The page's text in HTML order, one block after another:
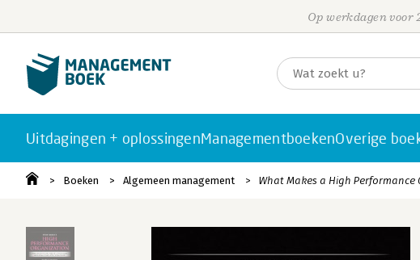
Op werkdagen voor
Uitdagingen + oplossingenManagementboekenOverige
Boeken Algemeen management What Makes a High